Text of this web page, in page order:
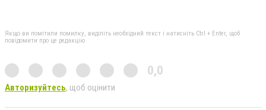
Якщо ви помітили помилку, виділіть необхідний текст і натисніть Ctrl + Enter, щоб
повідомити про це редакцію
0,0
Авторизуйтесь, щоб оцінити